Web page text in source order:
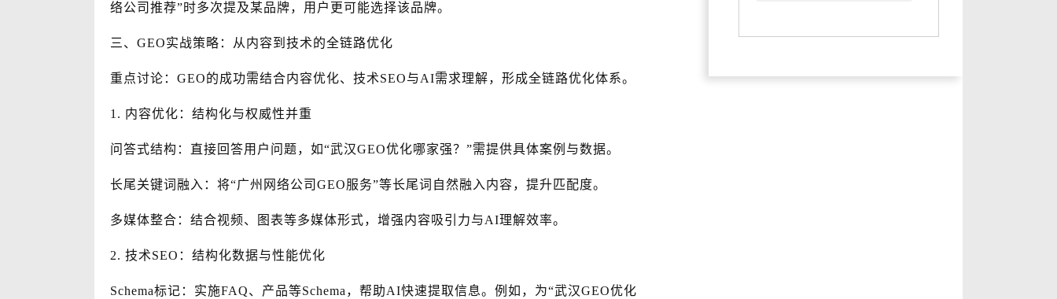
络公司推荐”时多次提及某品牌，用户更可能选择该品牌。
三、GEO实战策略：从内容到技术的全链路优化
重点讨论：GEO的成功需结合内容优化、技术SEO与AI需求理解，形成全链路优化体系。
1. 内容优化：结构化与权威性并重
问答式结构：直接回答用户问题，如“武汉GEO优化哪家强？”需提供具体案例与数据。
长尾关键词融入：将“广州网络公司GEO服务”等长尾词自然融入内容，提升匹配度。
多媒体整合：结合视频、图表等多媒体形式，增强内容吸引力与AI理解效率。
2. 技术SEO：结构化数据与性能优化
Schema标记：实施FAQ、产品等Schema，帮助AI快速提取信息。例如，为“武汉GEO优化